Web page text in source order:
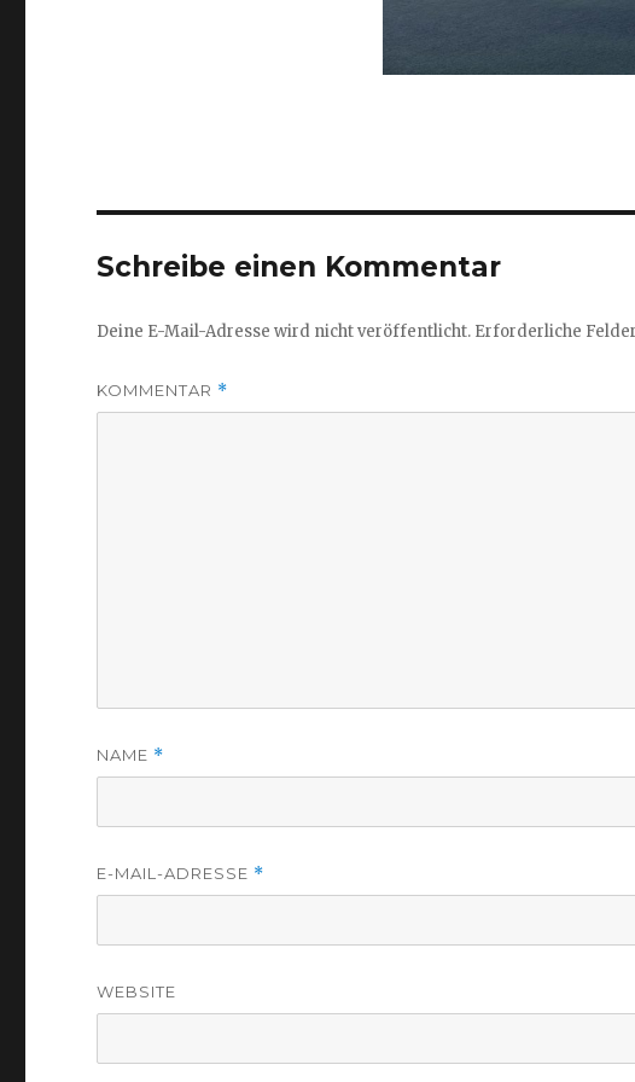
Schreibe einen Kommentar
Deine E-Mail-Adresse wird nicht veröffentlicht. Erforderliche
KOMMENTAR *
NAME *
E-MAIL-ADRESSE *
WEBSITE